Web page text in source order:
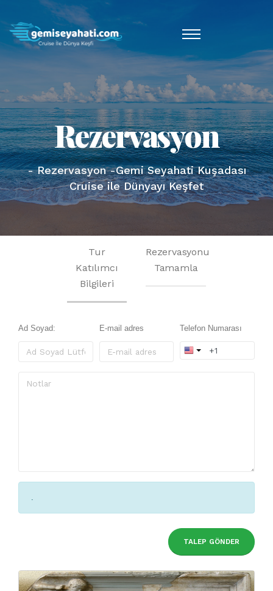
Rezervasyon
- Rezervasyon -Gemi Seyahati Kuşadası
Cruise ile Dünyayı Keşfet
Tur
Katılımcı
Bilgileri
Rezervasyonu
Tamamla
Ad Soyad: E-mail adres Telefon Numarası
.
TALEP GÖNDER